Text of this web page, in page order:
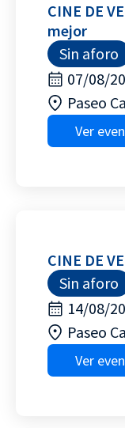
CINE DE
mejor
Sin aforo
07/08/
Paseo
Ver
CINE DE
Sin aforo
14/08/
Paseo
Ver